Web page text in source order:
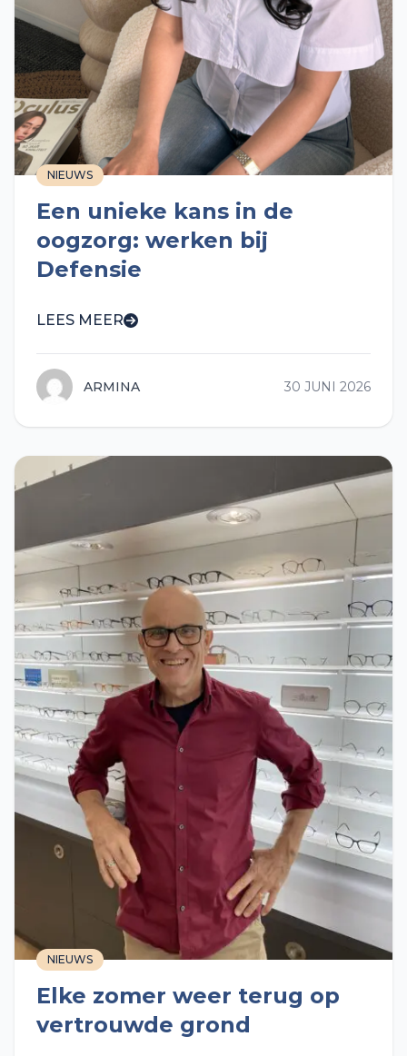
NIEUWS
Een unieke kans in de
oogzorg: werken bij
Defensie
LEES MEER
ARMINA 30 JUNI 2026
NIEUWS
Elke zomer weer terug op
vertrouwde grond